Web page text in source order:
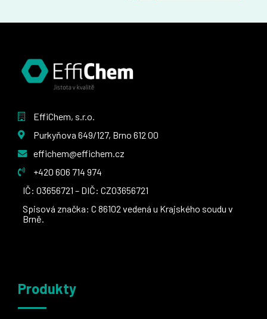
EffiChem, s.r.o.
Purkyňova 649/127, Brno 612 00
effichem@effichem.cz
+420 606 714 974
IČ: 03656721 – DIČ: CZ03656721
Spisová značka: C 86102 vedená u Krajského soudu v
Brně.
Produkty